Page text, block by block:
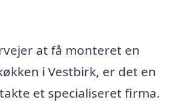
at få monteret en
i Vestbirk, er det en
et specialiseret firma.